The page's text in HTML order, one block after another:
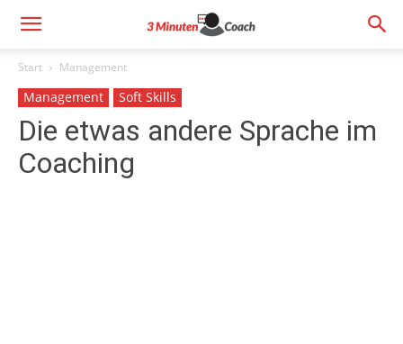
Start Management
Management Soft Skills
Die etwas andere Sprache im
Coaching